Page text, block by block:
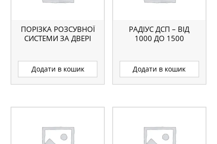
ПОРІЗКА РОЗСУВНОЇ
СИСТЕМИ ЗА ДВЕРІ
Додати в кошик
РАДІУС ДСП – ВІД
1000 ДО 1500
Додати в кошик